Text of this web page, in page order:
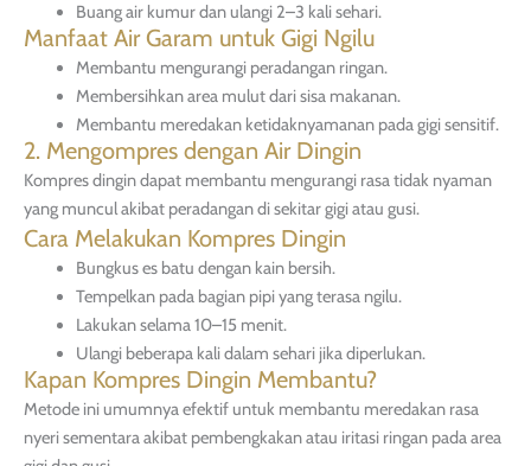
Buang air kumur dan ulangi 2–3 kali sehari.
Manfaat Air Garam untuk Gigi Ngilu
Membantu mengurangi peradangan ringan.
Membersihkan area mulut dari sisa makanan.
Membantu meredakan ketidaknyamanan pada gigi sensitif.
2. Mengompres dengan Air Dingin
Kompres dingin dapat membantu mengurangi rasa tidak nyaman
yang muncul akibat peradangan di sekitar gigi atau gusi.
Cara Melakukan Kompres Dingin
Bungkus es batu dengan kain bersih.
Tempelkan pada bagian pipi yang terasa ngilu.
Lakukan selama 10–15 menit.
Ulangi beberapa kali dalam sehari jika diperlukan.
Kapan Kompres Dingin Membantu?
Metode ini umumnya efektif untuk membantu meredakan rasa
nyeri sementara akibat pembengkakan atau iritasi ringan pada area